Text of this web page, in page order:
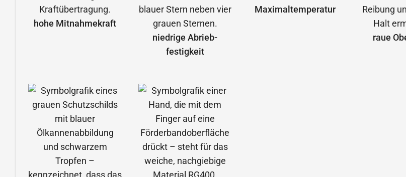
hohe Mitnahmekraft
niedrige Abrieb­
festigkeit
Maximal­temperatur
raue